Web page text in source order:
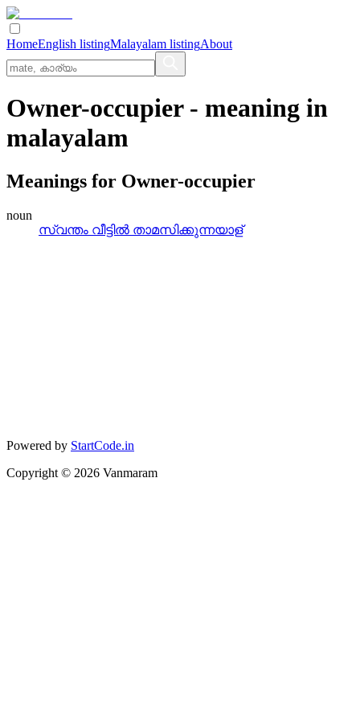
HomeEnglish listingMalayalam listingAbout
Owner-occupier- meaning in
malayalam
Meanings for Owner-occupier
noun
സ്വന്തം വീട്ടില്‍ താമസിക്കുന്നയാള്
Powered by StartCode.in
Copyright © 2026 Vanmaram